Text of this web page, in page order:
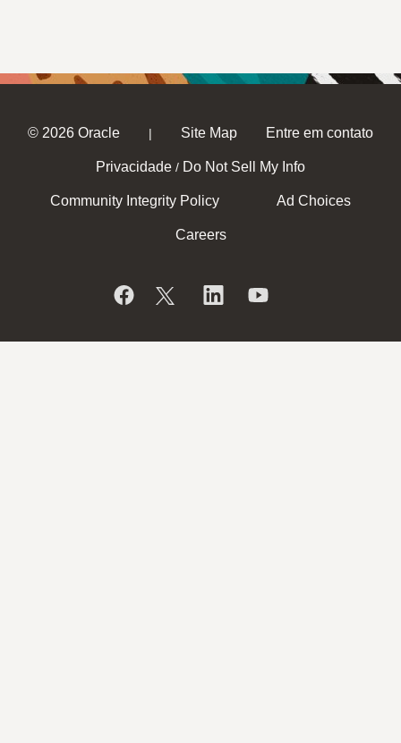
© 2026 Oracle | Site Map Entre em contato
Privacidade / Do Not Sell My Info
Community Integrity Policy Ad Choices
Careers